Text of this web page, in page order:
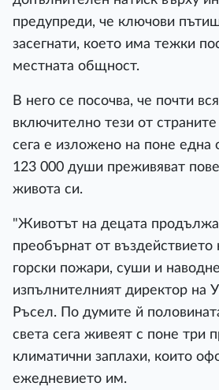
предупреди, че ключови
засегнати, което има тежки
местната общност.
В него се посочва, че почти
включително тези от
сега е изложено на поне една
123 000 души преживяват
живота си.
"Животът на децата
преобърнат от
горски пожари, суши и
изпълнителният директор
Ръсел. По думите й
света сега живеят с поне три
климатични заплахи, които
ежедневието им.